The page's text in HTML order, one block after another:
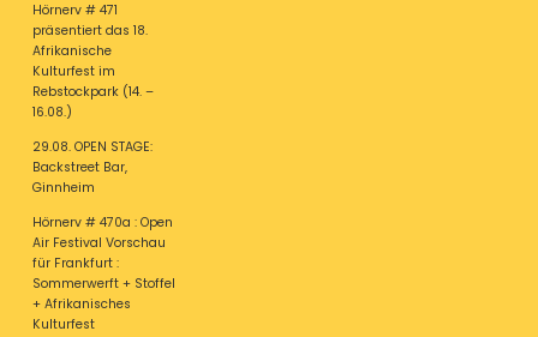
Hörnerv # 471
präsentiert das 18.
Afrikanische
Kulturfest im
Rebstockpark (14. –
16.08.)
29.08. OPEN STAGE:
Backstreet Bar,
Ginnheim
Hörnerv # 470a : Open
Air Festival Vorschau
für Frankfurt :
Sommerwerft + Stoffel
+ Afrikanisches
Kulturfest